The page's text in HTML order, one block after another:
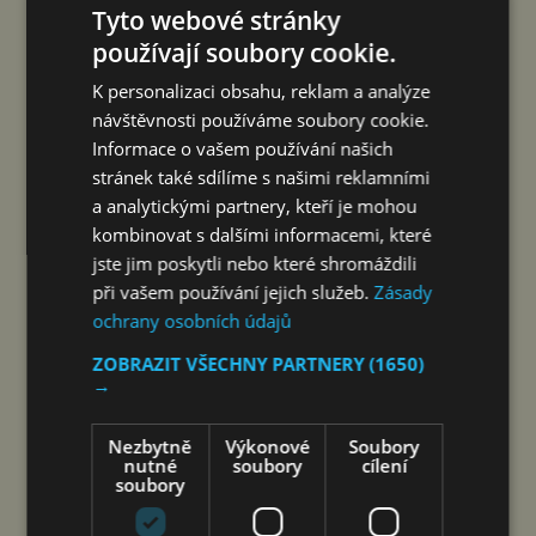
FAMILIARITÉ: POETICKÉ PROPOJENÍ
FILMU A LITERATURY
8. 8. 2026
Šen-čen (Čína) 8. srpna 2026
(PROTEXT/PRNewswire) – Společnost DJI
a Isabelle, ikona oceněná na festivalu v Cannes,
Tyto webové stránky
používají soubory cookie.
K personalizaci obsahu, reklam a analýze
návštěvnosti používáme soubory cookie.
Informace o vašem používání našich
stránek také sdílíme s našimi reklamními
a analytickými partnery, kteří je mohou
kombinovat s dalšími informacemi, které
jste jim poskytli nebo které shromáždili
při vašem používání jejich služeb.Zásady
ochrany osobních údajů
ZOBRAZIT VŠECHNY PARTNERY(1650)
→
Nezbytně
nutné
soubory
Výkonové
soubory
Soubory
cílení